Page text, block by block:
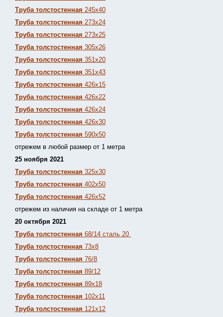
Труба толстостенная 245х40
Труба толстостенная 273х24
Труба толстостенная 273х25
Труба толстостенная 305х26
Труба толстостенная 351х20
Труба толстостенная 351х43
Труба толстостенная 426х15
Труба толстостенная 426х22
Труба толстостенная 426х24
Труба толстостенная 426х30
Труба толстостенная 590х50
отрежем в любой размер от 1 метра
25 ноября 2021
Труба толстостенная 325х30
Труба толстостенная 402х50
Труба толстостенная 426х52
отрежем из наличия на складе от 1 метра
20 октября 2021
Труба толстостенная 68/14 сталь 20
Труба толстостенная 73х8
Труба толстостенная 76/8
Труба толстостенная 89/12
Труба толстостенная 89х18
Труба толстостенная 102х11
Труба толстостенная 121х12